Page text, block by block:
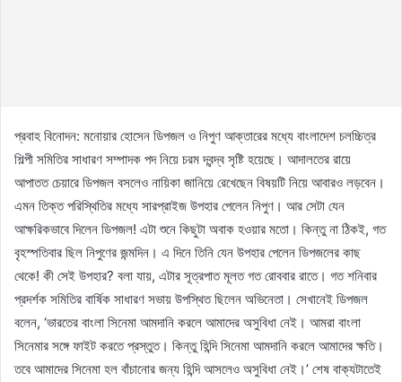
প্রবাহ বিনোদন: মনোয়ার হোসেন ডিপজল ও নিপুণ আক্তারের মধ্যে বাংলাদেশ চলচ্চিত্র
শিল্পী সমিতির সাধারণ সম্পাদক পদ নিয়ে চরম দ্বন্দ্ব সৃষ্টি হয়েছে। আদালতের রায়ে
আপাতত চেয়ারে ডিপজল বসলেও নায়িকা জানিয়ে রেখেছেন বিষয়টি নিয়ে আবারও লড়বেন।
এমন তিক্ত পরিস্থিতির মধ্যে সারপ্রাইজ উপহার পেলেন নিপুণ। আর সেটা যেন
আক্ষরিকভাবে দিলেন ডিপজল! এটা শুনে কিছুটা অবাক হওয়ার মতো। কিন্তু না ঠিকই, গত
বৃহস্পতিবার ছিল নিপুণের জন্মদিন। এ দিনে তিনি যেন উপহার পেলেন ডিপজলের কাছ
থেকে! কী সেই উপহার? বলা যায়, এটার সূত্রপাত মূলত গত রোববার রাতে। গত শনিবার
প্রদর্শক সমিতির বার্ষিক সাধারণ সভায় উপস্থিত ছিলেন অভিনেতা। সেখানেই ডিপজল
বলেন, ‘ভারতের বাংলা সিনেমা আমদানি করলে আমাদের অসুবিধা নেই। আমরা বাংলা
সিনেমার সঙ্গে ফাইট করতে প্রস্তুত। কিন্তু হিন্দি সিনেমা আমদানি করলে আমাদের ক্ষতি।
তবে আমাদের সিনেমা হল বাঁচানোর জন্য হিন্দি আসলেও অসুবিধা নেই।’ শেষ বাক্যটাতেই